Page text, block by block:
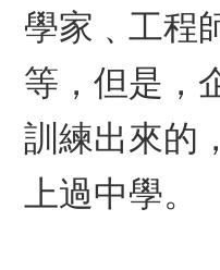
學家﹑工程
等，但是，
訓練出來的
上過中學。